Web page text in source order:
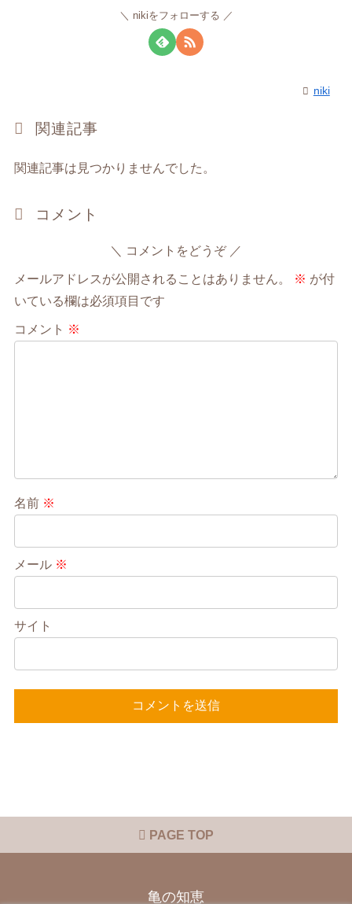
nikiをフォローする
niki
関連記事
関連記事は見つかりませんでした。
コメント
コメントをどうぞ
メールアドレスが公開されることはありません。 ※ が付
いている欄は必須項目です
コメント ※
名前 ※
メール ※
サイト
PAGE TOP
亀の知恵